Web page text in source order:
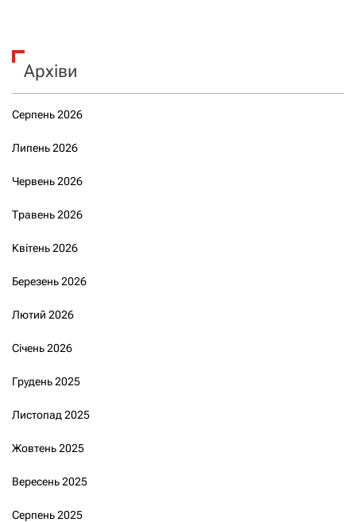
Архіви
Серпень 2026
Липень 2026
Червень 2026
Травень 2026
Квітень 2026
Березень 2026
Лютий 2026
Січень 2026
Грудень 2025
Листопад 2025
Жовтень 2025
Вересень 2025
Серпень 2025